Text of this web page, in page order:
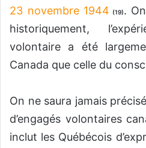
23 novembre 1944 (19).
historiquement,
volontaire a été
Canada que celle du
On ne saura jamais
d’engagés volontaires
inclut les Québécois